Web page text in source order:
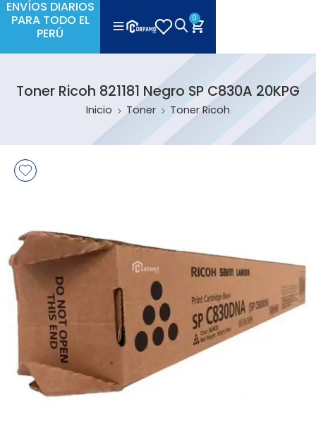
ENVÍOS DIARIOS
PARA TODO EL
PERÚ
0
Toner Ricoh 821181 Negro SP C830A 20KPG
Inicio Toner Toner Ricoh